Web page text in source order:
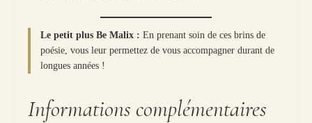
Le petit plus Be Malix : En prenant soin de ces brins de
poésie, vous leur permettez de vous accompagner durant de
longues années !
Informations complémentaires